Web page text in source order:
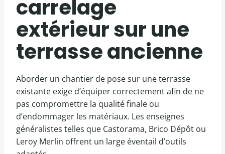
carrelage
extérieur sur une
terrasse ancienne
Aborder un chantier de pose sur une terrasse
existante exige d’équiper correctement afin de ne
pas compromettre la qualité finale ou
d’endommager les matériaux. Les enseignes
généralistes telles que Castorama, Brico Dépôt ou
Leroy Merlin offrent un large éventail d’outils